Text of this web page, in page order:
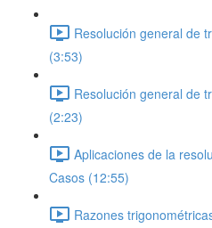
Resolución general de
(3:53)
Resolución general de
(2:23)
Aplicaciones de la
Casos (12:55)
Razones